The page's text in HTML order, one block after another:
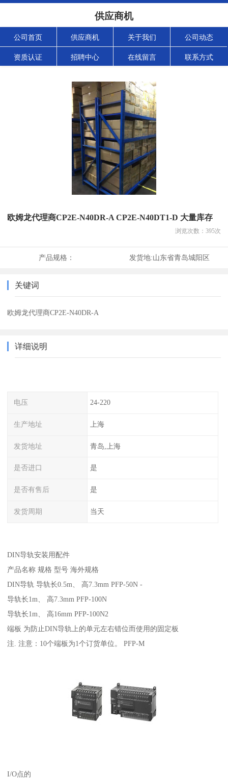
供应商机
公司首页 供应商机 关于我们 公司动态
资质认证 招聘中心 在线留言 联系方式
欧姆龙代理商CP2E-N40DR-A CP2E-N40DT1-D 大量库存
浏览次数： 395次
产品规格： 发货地:山东省青岛城阳区
关键词
欧姆龙代理商CP2E-N40DR-A
详细说明
电压 24-220
生产地址 上海
发货地址 青岛,上海
是否进口 是
是否有售后 是
发货周期 当天
DIN导轨安装用配件
产品名称 规格 型号 海外规格
DIN导轨 导轨长0.5m、 高7.3mm PFP-50N -
导轨长1m、 高7.3mm PFP-100N
导轨长1m、 高16mm PFP-100N2
端板 为防止DIN导轨上的单元左右错位而使用的固定板
注. 注意：10个端板为1个订货单位。 PFP-M
I/O点的